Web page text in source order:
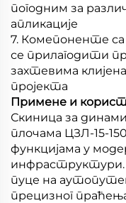
погодним за
апликације
7. Комепоненте
се прилагодити
захтевима
пројекта
Примене и
Скиница за
плочама ЦЗЛ-15-
функцијама у
пуце на
прецизног